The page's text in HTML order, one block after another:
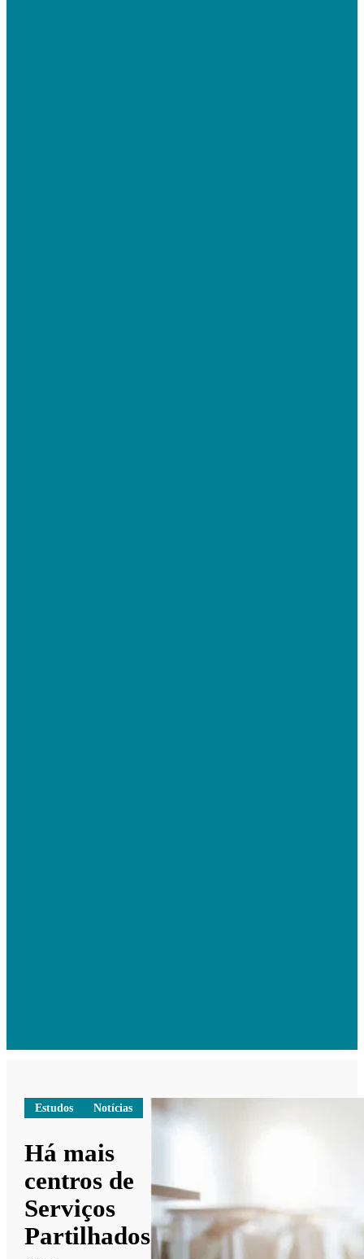
Estudos Notícias
Há mais
centros de
Serviços
Partilhados